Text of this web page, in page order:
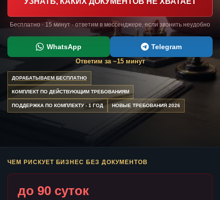
Бесплатно · 15 минут · ответим в мессенджере, если звонить неудобно
WhatsApp Telegram
Ответим за ~15 минут
ДОРАБАТЫВАЕМ БЕСПЛАТНО
КОМПЛЕКТ ПО ДЕЙСТВУЮЩИМ ТРЕБОВАНИЯМ
ПОДДЕРЖКА ПО КОМПЛЕКТУ - 1 ГОД НОВЫЕ ТРЕБОВАНИЯ 2026
ЧЕМ РИСКУЕТ БИЗНЕС БЕЗ ДОКУМЕНТОВ
до 90 суток